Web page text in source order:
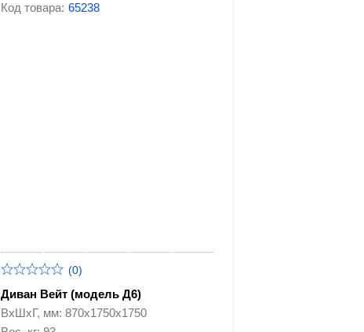
Код товара: 65238
(0)
Диван Вейт (модель Д6)
ВхШхГ, мм: 870х1750х1750